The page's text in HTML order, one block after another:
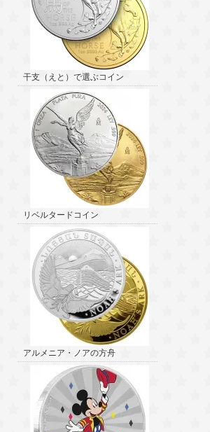
干支（えと）で選ぶコイン
リベルタードコイン
アルメニア・ノアの方舟